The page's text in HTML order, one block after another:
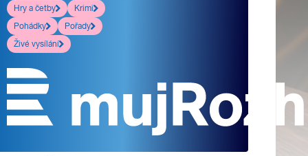
Hry a četby
Krimi
Pohádky
Pořady
Živé vysílání